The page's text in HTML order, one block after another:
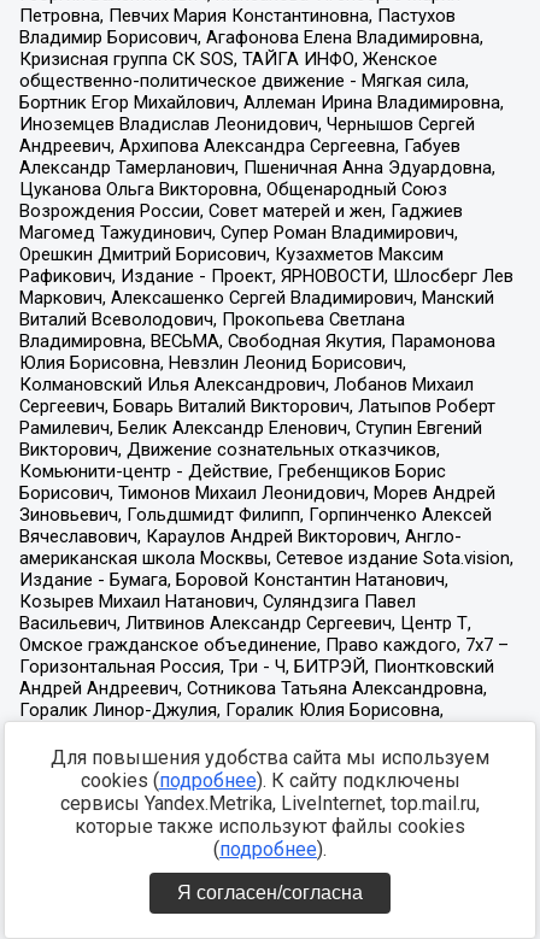
Для повышения удобства сайта мы используем
cookies (подробнее). К сайту подключены
сервисы Yandex.Metrika, LiveInternet, top.mail.ru,
которые также используют файлы cookies
(подробнее).
Я согласен/согласна